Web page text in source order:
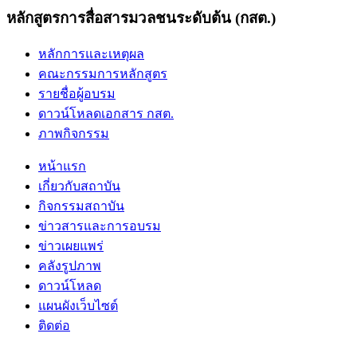
หลักสูตรการสื่อสารมวลชนระดับต้น (กสต.)
หลักการและเหตุผล
คณะกรรมการหลักสูตร
รายชื่อผู้อบรม
ดาวน์โหลดเอกสาร กสต.
ภาพกิจกรรม
หน้าแรก
เกี่ยวกับสถาบัน
กิจกรรมสถาบัน
ข่าวสารและการอบรม
ข่าวเผยแพร่
คลังรูปภาพ
ดาวน์โหลด
แผนผังเว็บไซต์
ติดต่อ